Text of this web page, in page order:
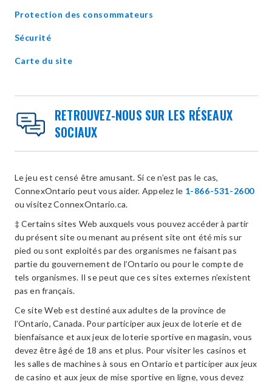
Protection des consommateurs
Sécurité
Carte du site
RETROUVEZ-NOUS SUR LES RÉSEAUX
SOCIAUX
Le jeu est censé être amusant. Si ce n’est pas le cas,
ConnexOntario peut vous aider. Appelez le 1-866-531-2600
ou visitez ConnexOntario.ca.
‡ Certains sites Web auxquels vous pouvez accéder à partir
du présent site ou menant au présent site ont été mis sur
pied ou sont exploités par des organismes ne faisant pas
partie du gouvernement de l’Ontario ou pour le compte de
tels organismes. Il se peut que ces sites externes n’existent
pas en français.
Ce site Web est destiné aux adultes de la province de
l’Ontario, Canada. Pour participer aux jeux de loterie et de
bienfaisance et aux jeux de loterie sportive en magasin, vous
devez être âgé de 18 ans et plus. Pour visiter les casinos et
les salles de machines à sous en Ontario et participer aux jeux
de casino et aux jeux de mise sportive en ligne, vous devez